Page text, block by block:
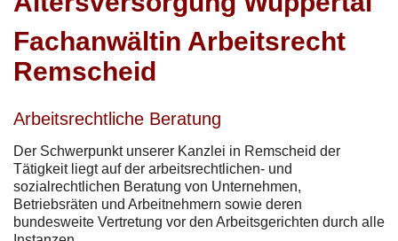
Fachanwältin Arbeitsrecht
Remscheid
Arbeitsrechtliche Beratung
Der Schwerpunkt unserer Kanzlei in Remscheid der
Tätigkeit liegt auf der arbeitsrechtlichen- und
sozialrechtlichen Beratung von Unternehmen,
Betriebsräten und Arbeitnehmern sowie deren
bundesweite Vertretung vor den Arbeitsgerichten durch alle